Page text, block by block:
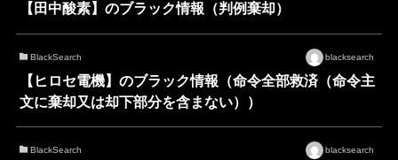
【田中酸素】のブラック情報（判例棄却）
BlackSearch blacksearch
【ヒロセ電機】のブラック情報（命令全部救済（命令主
文に棄却又は却下部分を含まない））
BlackSearch blacksearch